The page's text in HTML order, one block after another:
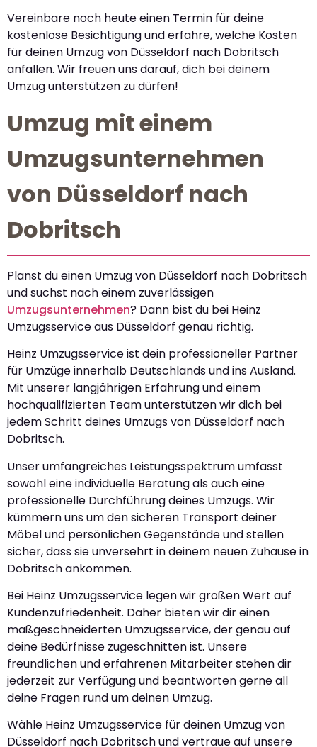
Vereinbare noch heute einen Termin für deine
kostenlose Besichtigung und erfahre, welche Kosten
für deinen Umzug von Düsseldorf nach Dobritsch
anfallen. Wir freuen uns darauf, dich bei deinem
Umzug unterstützen zu dürfen!
Umzug mit einem
Umzugsunternehmen
von Düsseldorf nach
Dobritsch
Planst du einen Umzug von Düsseldorf nach Dobritsch
und suchst nach einem zuverlässigen
Umzugsunternehmen? Dann bist du bei Heinz
Umzugsservice aus Düsseldorf genau richtig.
Heinz Umzugsservice ist dein professioneller Partner
für Umzüge innerhalb Deutschlands und ins Ausland.
Mit unserer langjährigen Erfahrung und einem
hochqualifizierten Team unterstützen wir dich bei
jedem Schritt deines Umzugs von Düsseldorf nach
Dobritsch.
Unser umfangreiches Leistungsspektrum umfasst
sowohl eine individuelle Beratung als auch eine
professionelle Durchführung deines Umzugs. Wir
kümmern uns um den sicheren Transport deiner
Möbel und persönlichen Gegenstände und stellen
sicher, dass sie unversehrt in deinem neuen Zuhause in
Dobritsch ankommen.
Bei Heinz Umzugsservice legen wir großen Wert auf
Kundenzufriedenheit. Daher bieten wir dir einen
maßgeschneiderten Umzugsservice, der genau auf
deine Bedürfnisse zugeschnitten ist. Unsere
freundlichen und erfahrenen Mitarbeiter stehen dir
jederzeit zur Verfügung und beantworten gerne all
deine Fragen rund um deinen Umzug.
Wähle Heinz Umzugsservice für deinen Umzug von
Düsseldorf nach Dobritsch und vertraue auf unsere